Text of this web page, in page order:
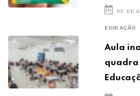
05 DE
EDUCAÇÃO
Aula
quadra